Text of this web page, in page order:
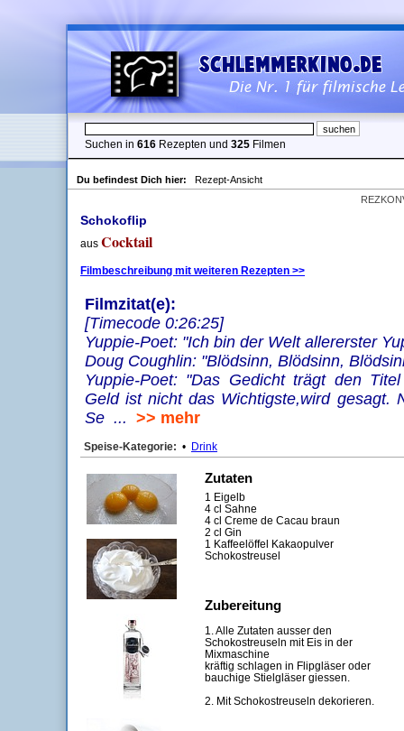
Suchen in 616 Rezepten und 325 Filmen
Du befindest Dich hier:
Rezept-Ansicht
Schokoflip
aus Cocktail
Filmbeschreibung mit weiteren Rezepten >>
Filmzitat(e):
[Timecode 0:26:25]
Yuppie-Poet: "Ich bin der Welt allererster
Doug Coughlin: "Blödsinn, Blödsinn,
Yuppie-Poet: "Das Gedicht trägt den
Geld ist nicht das Wichtigste,wird gesagt.
Se ... >> mehr
Speise-Kategorie: • Drink
Zutaten
1 Eigelb
4 cl Sahne
4 cl Creme de Cacau braun
2 cl Gin
1 Kaffeelöffel Kakaopulver
Schokostreusel
Zubereitung
1. Alle Zutaten ausser den
Schokostreuseln mit Eis in der
Mixmaschine
kräftig schlagen in Flipgläser oder
bauchige Stielgläser giessen.
2. Mit Schokostreuseln dekorieren.